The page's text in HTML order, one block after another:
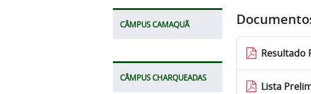
CÂMPUS CAMAQUÃ
CÂMPUS CHARQUEADAS
Resultado
Lista